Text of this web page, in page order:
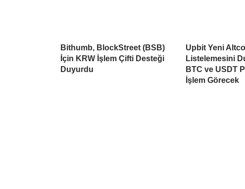
Bithumb, BlockStreet (BSB)
İçin KRW İşlem Çifti Desteği
Duyurdu
Upbit Yeni
Listelemesini
BTC ve USDT
İşlem Görecek